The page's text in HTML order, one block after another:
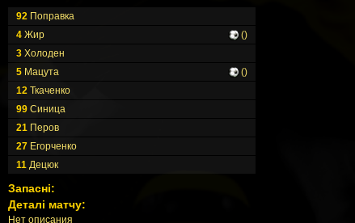
92 Поправка
4 Жир
()
3 Холоден
5 Мацута
()
12 Ткаченко
99 Синица
21 Перов
27 Егорченко
11 Децюк
Запасні:
Деталі матчу:
Нет описания